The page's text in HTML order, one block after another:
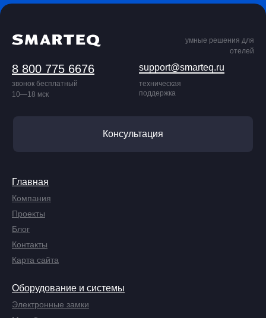
умные решения для
отелей
Главная
Компания
Проекты
Блог
Контакты
Оборудование и системы
Электронные замки
8 800 775 6676
звонок бесплатный
10—18 мск
support@smarteq.ru
техническая
поддержка
Консультация
Карта сайта